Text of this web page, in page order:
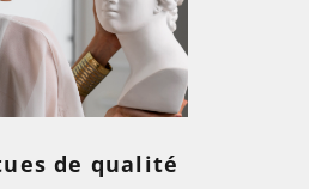
de qualité